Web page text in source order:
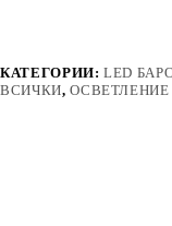
975W
КАТЕГОРИИ:LED
ВСИЧКИ,ОСВЕТЛЕНИЕ